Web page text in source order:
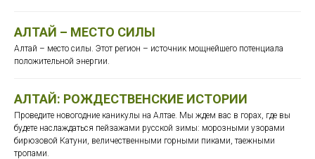
АЛТАЙ – МЕСТО СИЛЫ
Алтай – место силы. Этот регион – источник мощнейшего потенциала
положительной энергии.
АЛТАЙ: РОЖДЕСТВЕНСКИЕ ИСТОРИИ
Проведите новогодние каникулы на Алтае. Мы ждем вас в горах, где вы
будете наслаждаться пейзажами русской зимы: морозными узорами
бирюзовой Катуни, величественными горными пиками, таежными
тропами.